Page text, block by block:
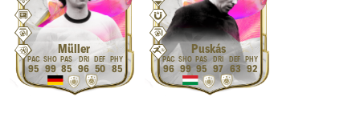
Müller
95 99 85 96 50 85
Puskás
96 99 95 97 63 92